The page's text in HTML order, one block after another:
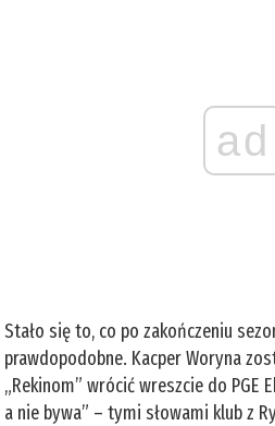
ad
Stało się to, co po zakończeniu
prawdopodobne. Kacper Woryna
„Rekinom” wrócić wreszcie do PGE
a nie bywa” – tymi słowami klub z